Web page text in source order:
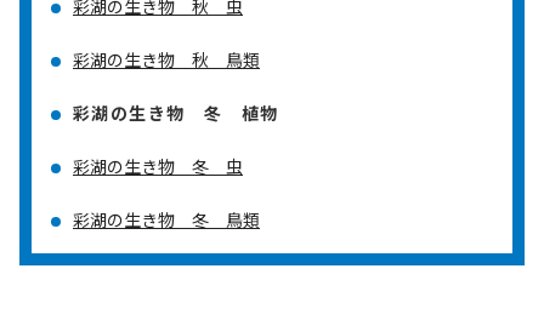
彩湖の生き物 秋 虫
彩湖の生き物 秋 鳥類
彩湖の生き物 冬 植物
彩湖の生き物 冬 虫
彩湖の生き物 冬 鳥類